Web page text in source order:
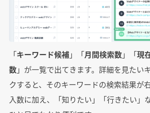
「キーワード候補」「月間検索数」「現
数」が一覧で出てきます。詳細を見たい
クすると、そのキーワードの検索結果が
入数に加え、「知りたい」「行きたい」